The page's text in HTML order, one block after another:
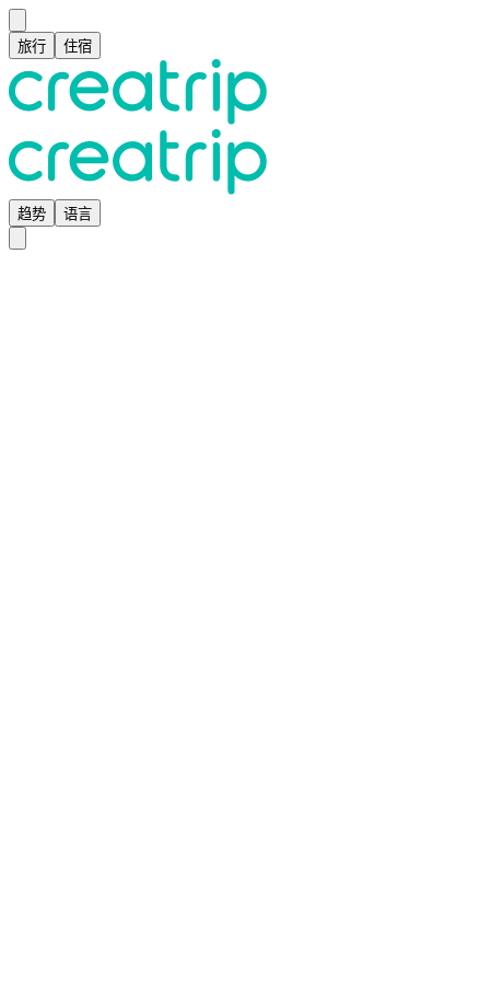
旅行 住宿
趋势 语言